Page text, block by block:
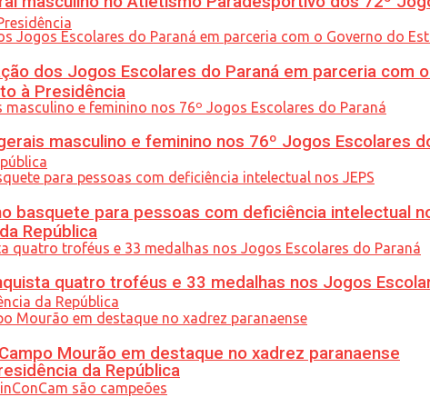
à Presidência
República
da República
dos Jogos Escolares do Paraná em parceria com
masculino e feminino nos 76º Jogos Escolares
basquete para pessoas com deficiência intelectual
quatro troféus e 33 medalhas nos Jogos
Mourão em destaque no xadrez paranaense